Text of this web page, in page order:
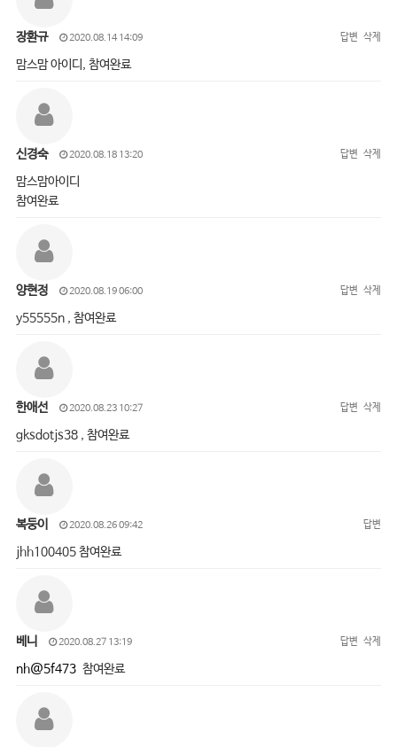
장환규 2020.08.14 14:09 답변 삭제
맘스맘 아이디, 참여완료
신경숙 2020.08.18 13:20 답변 삭제
맘스맘아이디
참여완료
양현정 2020.08.19 06:00 답변 삭제
y55555n , 참여완료
한애선 2020.08.23 10:27 답변 삭제
gksdotjs38 , 참여완료
복둥이 2020.08.26 09:42 답변
jhh100405 참여완료
베니 2020.08.27 13:19 답변 삭제
nh@5f473참여완료